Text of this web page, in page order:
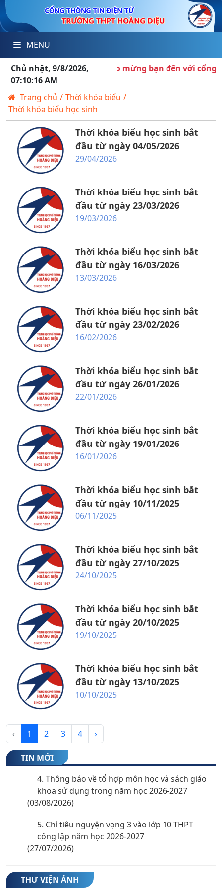
MENU
Chủ nhật, 9/8/2026,
07:10:16 AM
Chào mừng bạn đến với cổng
Trang chủ / Thời khóa biểu /
Thời khóa biểu học sinh
Thời khóa biểu học sinh bắt
đầu từ ngày 04/05/2026
29/04/2026
Thời khóa biểu học sinh bắt
đầu từ ngày 23/03/2026
19/03/2026
Thời khóa biểu học sinh bắt
đầu từ ngày 16/03/2026
13/03/2026
Thời khóa biểu học sinh bắt
đầu từ ngày 23/02/2026
16/02/2026
Thời khóa biểu học sinh bắt
đầu từ ngày 26/01/2026
22/01/2026
Thời khóa biểu học sinh bắt
đầu từ ngày 19/01/2026
16/01/2026
Thời khóa biểu học sinh bắt
đầu từ ngày 10/11/2025
06/11/2025
Thời khóa biểu học sinh bắt
đầu từ ngày 27/10/2025
24/10/2025
Thời khóa biểu học sinh bắt
đầu từ ngày 20/10/2025
19/10/2025
Thời khóa biểu học sinh bắt
đầu từ ngày 13/10/2025
10/10/2025
‹ 1 2 3 4 ›
TIN MỚI
1. Thông báo xét tuyển bổ sung vào lớp 10
THPT công lập năm học 2026-2027
(06/08/2026)
2. Thư mời Hội nghị phụ huynh học sinh khối
10 năm học 2026-2027
(06/08/2026)
3. Danh sách xếp lớp 10 theo tổ hợp môn -
năm học 2026-2027
(05/08/2026)
4. Thông báo về tổ hợp môn học và sách giáo
khoa sử dụng trong năm học 2026-2027
(03/08/2026)
5. Chỉ tiêu nguyện vọng 3 vào lớp 10 THPT
công lập năm học 2026-2027
(27/07/2026)
2027
THƯ VIỆN ẢNH